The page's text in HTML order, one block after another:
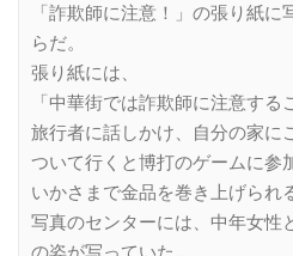
「詐欺師に注意！」の張り紙
らだ。
張り紙には、
「中華街では詐欺師に注意する
旅行者に話しかけ、自分の家に
ついて行くと博打のゲームに参
いかさまで金品を巻き上げられ
写真のセンターには、中年女性